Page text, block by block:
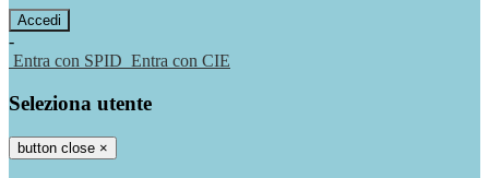
-
Entra con SPID Entra con CIE
Seleziona utente
button close ×